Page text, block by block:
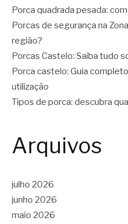
Porca quadrada pesada:
Porcas de segurança na
região?
Porcas Castelo: Saiba tudo
Porca castelo: Guia
utilização
Tipos de porca: descubra
Arquivos
julho 2026
junho 2026
maio 2026